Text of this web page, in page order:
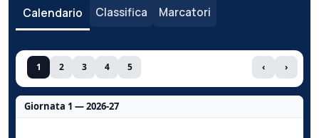
Calendario Classifica Marcatori
1 2 3 4 5 ‹ ›
Giornata 1 — 2026-27